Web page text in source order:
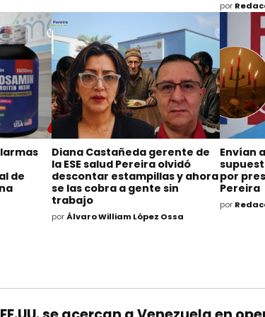
por
de
Diana Castañeda gerente de
la ESE salud Pereira olvidó
descontar estampillas y ahora
se las cobra a gente sin
trabajo
por Álvaro William López Ossa
Envían
por
Pereira
por